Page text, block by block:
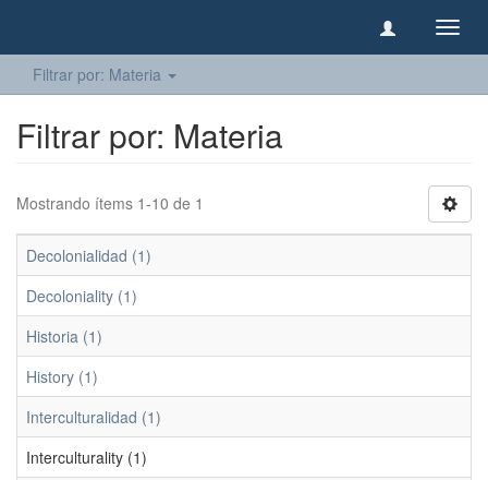
Filtrar por: Materia
Filtrar por: Materia
Mostrando ítems 1-10 de 1
Decolonialidad (1)
Decoloniality (1)
Historia (1)
History (1)
Interculturalidad (1)
Interculturality (1)